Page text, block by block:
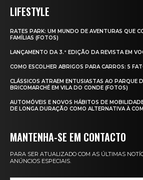
LIFESTYLE
RATES PARK: UM MUNDO DE AVENTURAS QUE
FAMÍLIAS (FOTOS)
LANÇAMENTO DA 3.ª EDIÇÃO DA REVISTA EM
COMO ESCOLHER ABRIGOS PARA CARROS: 5
CLÁSSICOS ATRAEM ENTUSIASTAS AO PARQUE
BRICOMARCHÉ EM VILA DO CONDE (FOTOS)
AUTOMÓVEIS E NOVOS HÁBITOS DE
DE LONGA DURAÇÃO COMO ALTERNATIVA À
MANTENHA-SE EM CONTACTO
PARA SER ATUALIZADO COM AS ÚLTIMAS
ANÚNCIOS ESPECIAIS.